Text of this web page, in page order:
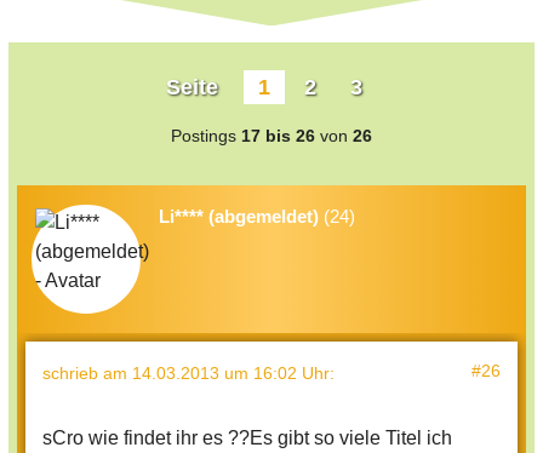
Seite 1 2 3
Postings 17 bis 26 von 26
Li**** (abgemeldet) (24)
schrieb am 14.03.2013 um 16:02 Uhr: #26
sCro wie findet ihr es ??Es gibt so viele Titel ich